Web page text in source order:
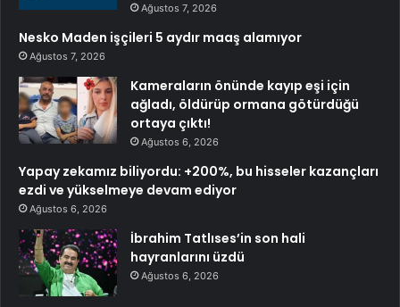
Ağustos 7, 2026
Nesko Maden işçileri 5 aydır maaş alamıyor
Ağustos 7, 2026
Kameraların önünde kayıp eşi için
ağladı, öldürüp ormana götürdüğü
ortaya çıktı!
Ağustos 6, 2026
Yapay zekamız biliyordu: +200%, bu hisseler kazançları
ezdi ve yükselmeye devam ediyor
Ağustos 6, 2026
İbrahim Tatlıses’in son hali
hayranlarını üzdü
Ağustos 6, 2026